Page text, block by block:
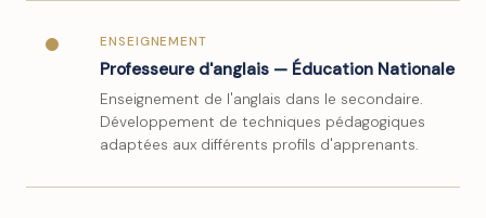
ENSEIGNEMENT
Professeure d'anglais — Éducation Nationale
Enseignement de l'anglais dans le secondaire.
Développement de techniques pédagogiques
adaptées aux différents profils d'apprenants.